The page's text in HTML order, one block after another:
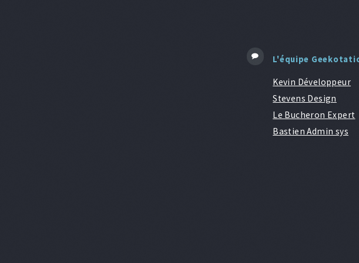
L'équipe
Kevin Développeur
Stevens Design
Le Bucheron Expert
Bastien Admin sys